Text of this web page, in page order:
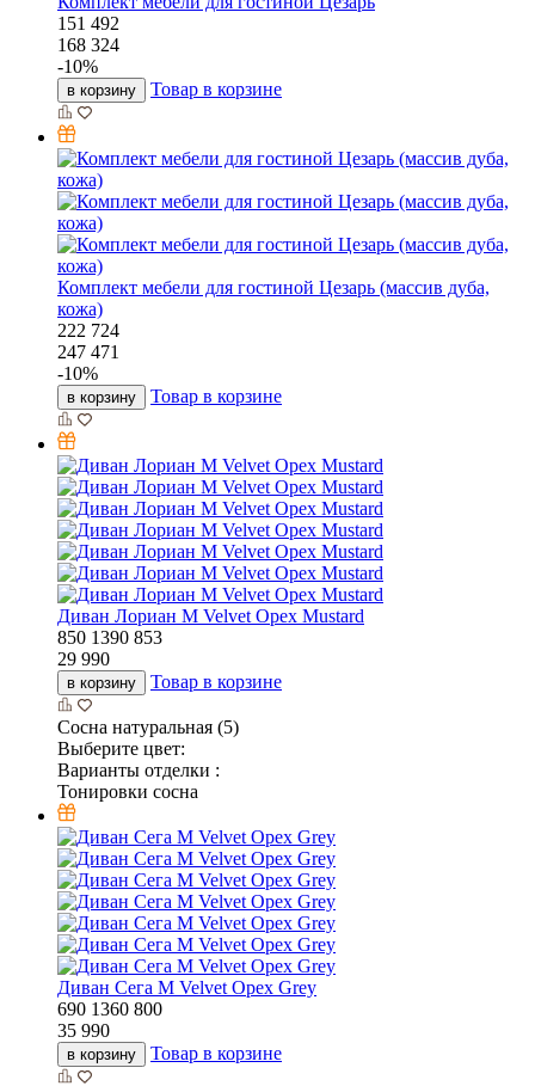
151 492
168 324
-10%
в корзину Товар в корзине
Комплект мебели для гостиной Цезарь (массив дуба,
кожа)
222 724
247 471
-10%
в корзину Товар в корзине
Диван Лориан М Velvet Орех Mustard
850 1390 853
29 990
в корзину Товар в корзине
Сосна натуральная (5)
Выберите цвет:
Варианты отделки :
Тонировки сосна
Диван Сега М Velvet Орех Grey
690 1360 800
35 990
в корзину Товар в корзине